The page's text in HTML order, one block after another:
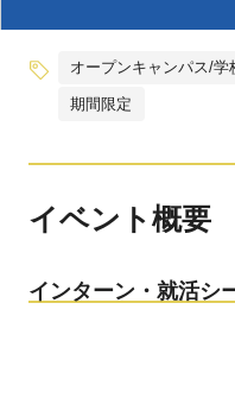
オープンキャンパス/学
期間限定
イベント概要
インターン・就活シ